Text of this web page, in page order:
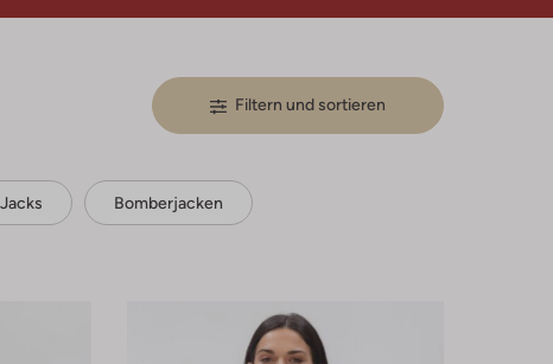
Filtern und sortieren
Jacks Bomberjacken